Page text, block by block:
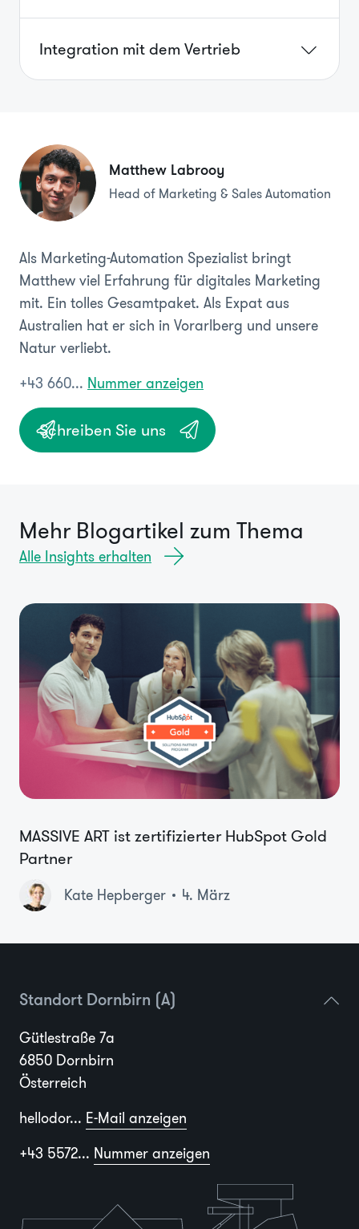
Integration mit dem Vertrieb
Matthew Labrooy
Head of Marketing & Sales Automation
Als Marketing-Automation Spezialist bringt
Matthew viel Erfahrung für digitales Marketing
mit. Ein tolles Gesamtpaket. Als Expat aus
Australien hat er sich in Vorarlberg und unsere
Natur verliebt.
+43 660... Nummer anzeigen
Schreiben Sie uns
Mehr Blogartikel zum Thema
Alle Insights erhalten
MASSIVE ART ist zertifizierter HubSpot Gold
Partner
Kate Hepberger 4. März
Standort Dornbirn (A)
Gütlestraße 7a
6850 Dornbirn
Österreich
hellodor... E-Mail anzeigen
+43 5572... Nummer anzeigen